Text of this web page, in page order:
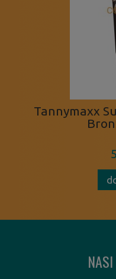
Tannymaxx